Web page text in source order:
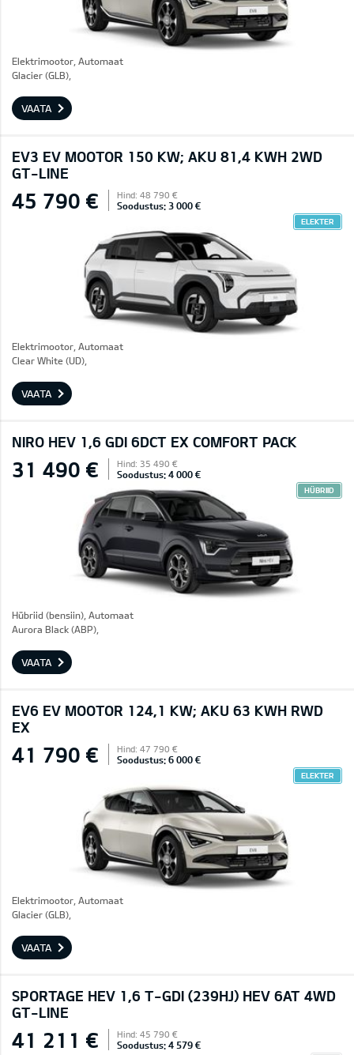
Elektrimootor, Automaat
Glacier (GLB),
VAATA
EV3 EV MOOTOR 150 KW; AKU 81,4 KWH 2WD
GT-LINE
45 790 € Hind: 48 790 €
Soodustus: 3 000 €
ELEKTER
Elektrimootor, Automaat
Clear White (UD),
VAATA
NIRO HEV 1,6 GDI 6DCT EX COMFORT PACK
31 490 € Hind: 35 490 €
Soodustus: 4 000 €
HÜBRIID
Hübriid (bensiin), Automaat
Aurora Black (ABP),
VAATA
EV6 EV MOOTOR 124,1 KW; AKU 63 KWH RWD
EX
41 790 € Hind: 47 790 €
Soodustus: 6 000 €
ELEKTER
Elektrimootor, Automaat
Glacier (GLB),
VAATA
SPORTAGE HEV 1,6 T-GDI (239HJ) HEV 6AT 4WD
GT-LINE
41 211 € Hind: 45 790 €
Soodustus: 4 579 €